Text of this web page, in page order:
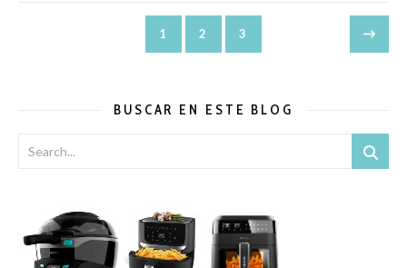
1 2 3
BUSCAR EN ESTE BLOG